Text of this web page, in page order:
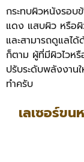
กระทบผิวหนังรอบ
แดง แสบผิว หรือผิ
และสามารถดูแลไ
ก็ตาม ผู้ที่มีผิวไวห
ปรับระดับพลังงาน
ทำครับ
เลเซอร์ข